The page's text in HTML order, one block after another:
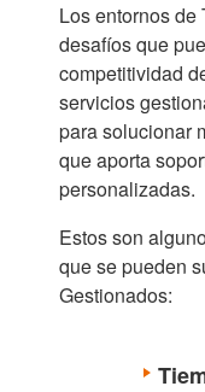
Los entornosde
desafíos que
competitividad
servicios
para solucionar
que aporta
personalizadas.
Estos son
que se pueden
Gestionados: